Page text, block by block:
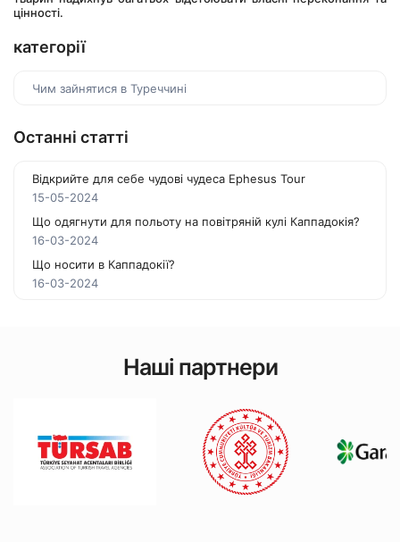
цінності.
категорії
Чим зайнятися в Туреччині
Останні статті
Відкрийте для себе чудові чудеса Ephesus Tour
15-05-2024
Що одягнути для польоту на повітряній кулі Каппадокія?
16-03-2024
Що носити в Каппадокії?
16-03-2024
Наші партнери